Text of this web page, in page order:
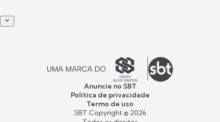
Anuncie no SBT
Política de privacidade
Termo de uso
SBT Copyright © 2026